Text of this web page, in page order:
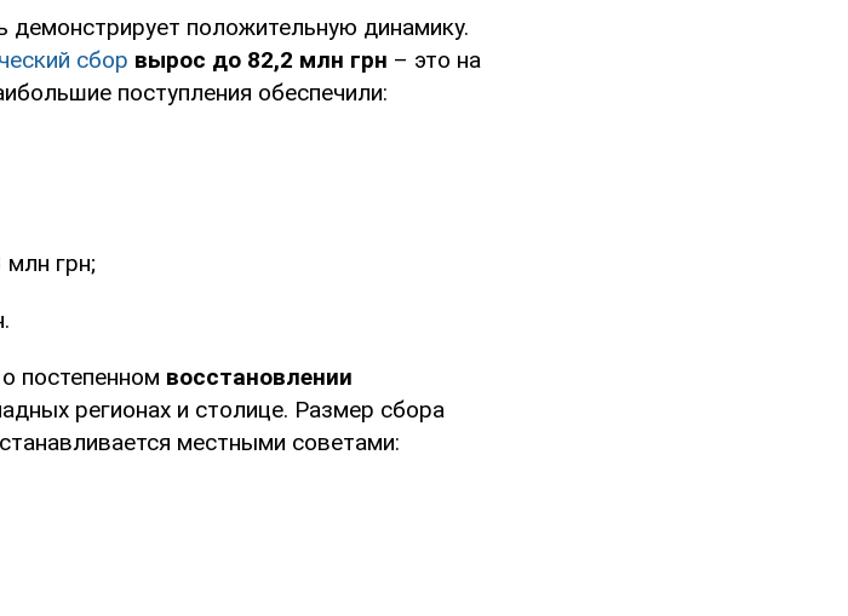
положительную динамику.
сбор вырос до 82,2 млн грн – это на
поступления обеспечили:
грн;
постепенном восстановлении
регионах и столице. Размер сбора
местными советами: